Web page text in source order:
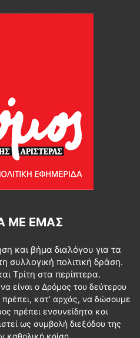
ΜΕ ΕΜΆΣ
και βήμα διαλόγου για τα
συλλογική πολιτική δράση.
Τρίτη στα περίπτερα.
είναι ο Δρόμος του δεύτερου
κατ’ αρχάς, να δώσουμε
πρέπει ενσυνείδητα και
ως συμβολή διεξόδου της
καθολική κρίση.